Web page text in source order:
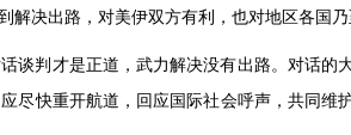
决出路，对美伊双方有利，也对地区各国乃
谈判才是正道，武力解决没有出路。对话的
尽快重开航道，回应国际社会呼声，共同维